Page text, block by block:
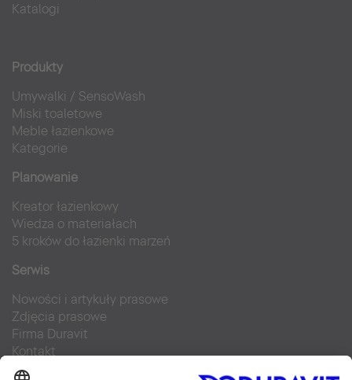
Katalogi
Produkty
Umywalki / SensoWash
Miski toaletowe
Meble łazienkowe
Kategorie
Planowanie
Kreator łazienkowy
Wiedza o materiałach
5 kroków do łazienki marzeń
Serwis
Nowości i artykuły prasowe
Zdjęcia prasowe
Firma Duravit
Kontakt
Najczęściej zadawane pytania